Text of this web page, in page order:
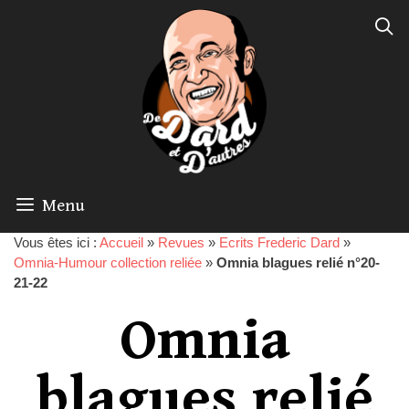
Menu
Vous êtes ici : Accueil » Revues » Ecrits Frederic Dard »
Omnia-Humour collection reliée » Omnia blagues relié n°20-
21-22
Omnia